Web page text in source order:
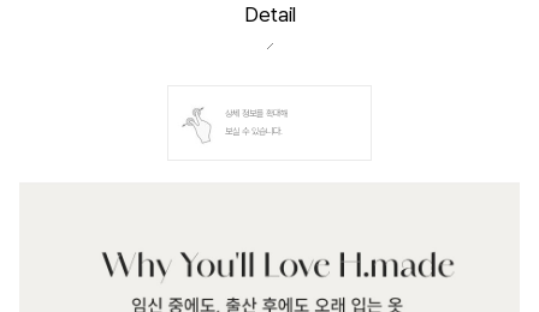
Detail
상세 정보를 확대해
보실 수 있습니다.